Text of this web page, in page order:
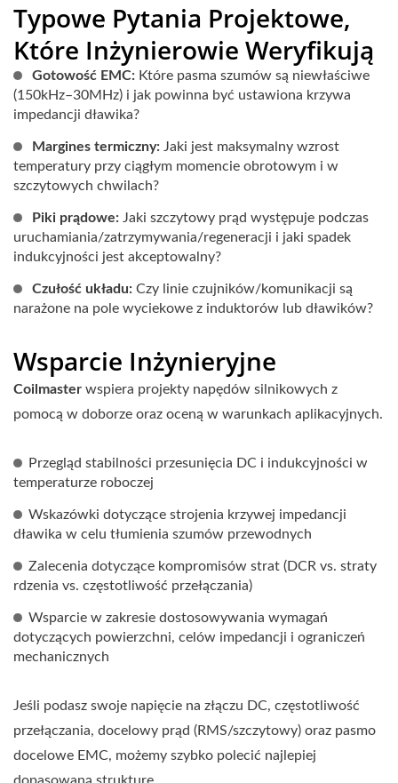
Typowe Pytania Projektowe,
Które Inżynierowie Weryfikują
Gotowość EMC: Które pasma szumów są niewłaściwe
(150kHz–30MHz) i jak powinna być ustawiona krzywa
impedancji dławika?
Margines termiczny: Jaki jest maksymalny wzrost
temperatury przy ciągłym momencie obrotowym i w
szczytowych chwilach?
Piki prądowe: Jaki szczytowy prąd występuje podczas
uruchamiania/zatrzymywania/regeneracji i jaki spadek
indukcyjności jest akceptowalny?
Czułość układu: Czy linie czujników/komunikacji są
narażone na pole wyciekowe z induktorów lub dławików?
Wsparcie Inżynieryjne
Coilmaster wspiera projekty napędów silnikowych z
pomocą w doborze oraz oceną w warunkach aplikacyjnych.
Przegląd stabilności przesunięcia DC i indukcyjności w
temperaturze roboczej
Wskazówki dotyczące strojenia krzywej impedancji
dławika w celu tłumienia szumów przewodnych
Zalecenia dotyczące kompromisów strat (DCR vs. straty
rdzenia vs. częstotliwość przełączania)
Wsparcie w zakresie dostosowywania wymagań
dotyczących powierzchni, celów impedancji i ograniczeń
mechanicznych
Jeśli podasz swoje napięcie na złączu DC, częstotliwość
przełączania, docelowy prąd (RMS/szczytowy) oraz pasmo
docelowe EMC, możemy szybko polecić najlepiej